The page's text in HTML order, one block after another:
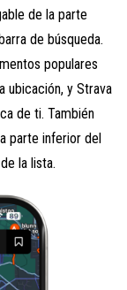
de la parte
de búsqueda.
populares
ubicación, y Strava
de ti. También
parte inferior del
la lista.